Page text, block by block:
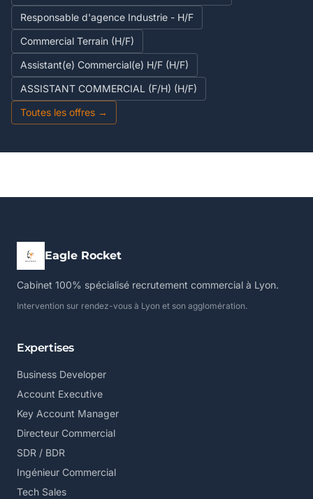
Responsable d'agence Industrie - H/F
Commercial Terrain (H/F)
Assistant(e) Commercial(e) H/F (H/F)
ASSISTANT COMMERCIAL (F/H) (H/F)
Toutes les offres →
Eagle Rocket
Cabinet 100% spécialisé recrutement commercial à Lyon.
Intervention sur rendez-vous à Lyon et son agglomération.
Expertises
Business Developer
Account Executive
Key Account Manager
Directeur Commercial
SDR / BDR
Ingénieur Commercial
Tech Sales